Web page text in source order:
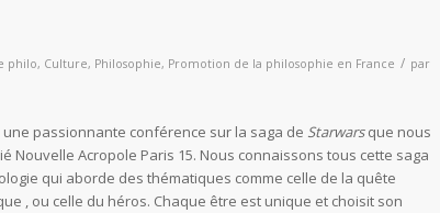
philo, Culture, Philosophie, Promotion de la philosophie en France / par
une passionnante conférence sur la saga de Starwarsque nous
Nouvelle Acropole Paris 15. Nous connaissons tous cette saga
qui aborde des thématiques comme celle de la quête
, ou celle du héros. Chaque être est unique et choisit son